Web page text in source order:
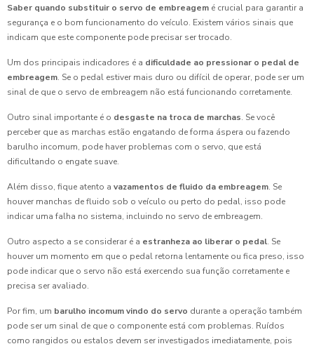
Saber quando substituir o servo de embreagem é crucial para garantir a
segurança e o bom funcionamento do veículo. Existem vários sinais que
indicam que este componente pode precisar ser trocado.
Um dos principais indicadores é a dificuldade ao pressionar o pedal de
embreagem. Se o pedal estiver mais duro ou difícil de operar, pode ser um
sinal de que o servo de embreagem não está funcionando corretamente.
Outro sinal importante é o desgaste na troca de marchas. Se você
perceber que as marchas estão engatando de forma áspera ou fazendo
barulho incomum, pode haver problemas com o servo, que está
dificultando o engate suave.
Além disso, fique atento a vazamentos de fluido da embreagem. Se
houver manchas de fluido sob o veículo ou perto do pedal, isso pode
indicar uma falha no sistema, incluindo no servo de embreagem.
Outro aspecto a se considerar é a estranheza ao liberar o pedal. Se
houver um momento em que o pedal retorna lentamente ou fica preso, isso
pode indicar que o servo não está exercendo sua função corretamente e
precisa ser avaliado.
Por fim, um barulho incomum vindo do servo durante a operação também
pode ser um sinal de que o componente está com problemas. Ruídos
como rangidos ou estalos devem ser investigados imediatamente, pois